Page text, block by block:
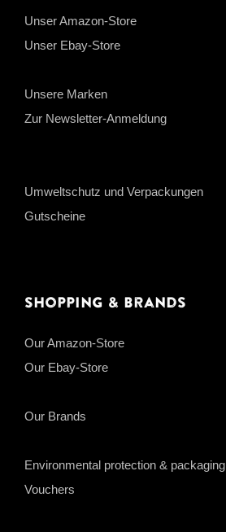
Unser Amazon-Store
Unser Ebay-Store
Unsere Marken
Zur Newsletter-Anmeldung
Umweltschutz und Verpackungen
Gutscheine
Shopping & Brands
Our Amazon-Store
Our Ebay-Store
Our Brands
Environmental protection & packaging
Vouchers